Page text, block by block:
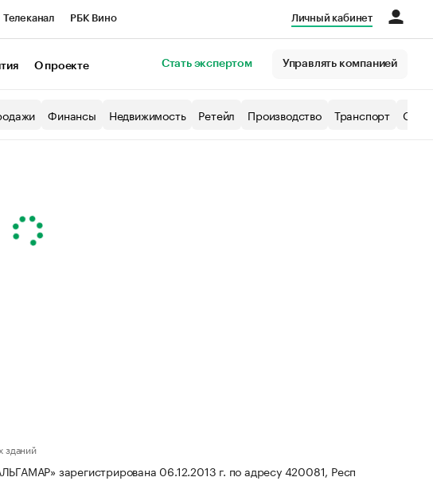
Телеканал РБК Вино Личный кабинет
О проекте Стать экспертом Управлять компанией
Финансы Недвижимость Ретейл Производство Транспорт
зданий
зарегистрирована 06.12.2013 г. по адресу 420081, Респ